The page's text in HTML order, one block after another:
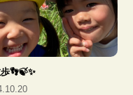
👣🍃✨